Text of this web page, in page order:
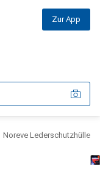
Zur App
Noreve Lederschutzhülle